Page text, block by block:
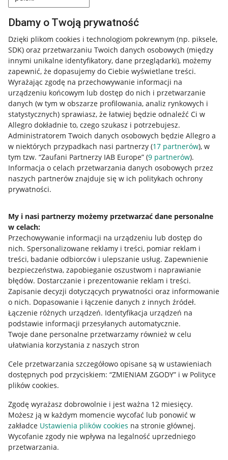
Dbamy o Twoją prywatność
Dzięki plikom cookies i technologiom pokrewnym (np. piksele,
SDK) oraz przetwarzaniu Twoich danych osobowych (między
innymi unikalne identyfikatory, dane przeglądarki), możemy
zapewnić, że dopasujemy do Ciebie wyświetlane treści.
Wyrażając zgodę na przechowywanie informacji na
urządzeniu końcowym lub dostęp do nich i przetwarzanie
danych (w tym w obszarze profilowania, analiz rynkowych i
statystycznych) sprawiasz, że łatwiej będzie odnaleźć Ci w
Allegro dokładnie to, czego szukasz i potrzebujesz.
Administratorem Twoich danych osobowych będzie Allegro a
w niektórych przypadkach nasi partnerzy (17 partnerów), w
tym tzw. “Zaufani Partnerzy IAB Europe” (9 partnerów).
Informacja o celach przetwarzania danych osobowych przez
naszych partnerów znajduje się w ich politykach ochrony
prywatności.
My i nasi partnerzy możemy przetwarzać dane personalne
w celach:
Przechowywanie informacji na urządzeniu lub dostęp do
nich. Spersonalizowane reklamy i treści, pomiar reklam i
treści, badanie odbiorców i ulepszanie usług. Zapewnienie
bezpieczeństwa, zapobieganie oszustwom i naprawianie
błędów. Dostarczanie i prezentowanie reklam i treści.
Zapisanie decyzji dotyczących prywatności oraz informowanie
o nich. Dopasowanie i łączenie danych z innych źródeł.
Łączenie różnych urządzeń. Identyfikacja urządzeń na
podstawie informacji przesyłanych automatycznie.
Twoje dane personalne przetwarzamy również w celu
ułatwiania korzystania z naszych stron
Cele przetwarzania szczegółowo opisane są w ustawieniach
dostępnych pod przyciskiem: “ZMIENIAM ZGODY” i w Polityce
plików cookies.
Zgodę wyrażasz dobrowolnie i jest ważna 12 miesięcy.
Możesz ją w każdym momencie wycofać lub ponowić w
zakładce Ustawienia plików cookies na stronie głównej.
Wycofanie zgody nie wpływa na legalność uprzedniego
przetwarzania.
Przydatne informacje
Jak to działa
Allegro Gadane dla sprzedających
Allegro Gadane dla kupujących
Mapa miejscowości
Informacje prawne
Regulamin
Polityka plików "cookies"
Ustawienia plików "cookies"
Udostępnianie lokalizacji
Informacje dla Aktu o Usługach Cyfrowych
Pobierz aplikację